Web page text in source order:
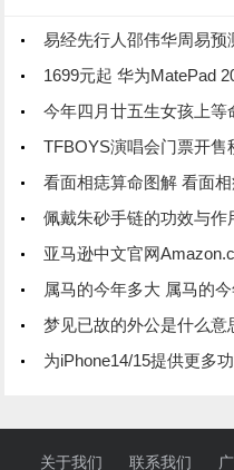
易经先行人邵伟华周易预
1699元起 华为MatePad
今年四月廿五生女孩上
TFBOYS演唱会门票开售秒空
看面相痣算命图解 看面
佩戴朱砂手链的功效与
亚马逊中文官网
属马的今年多大 属马的
梦见已故的外公是什么
为iPhone14/15提供更多功能
关于我们 联系我们